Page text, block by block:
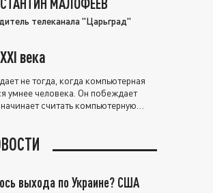
телеканала "Царьград"
века
не тогда, когда компьютерная
умнее человека. Он побеждает
считать компьютерную
выхода по Украине? США